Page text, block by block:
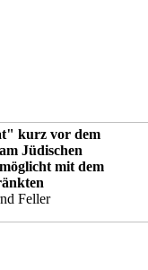
kurz vor dem
Jüdischen
mit dem
Feller